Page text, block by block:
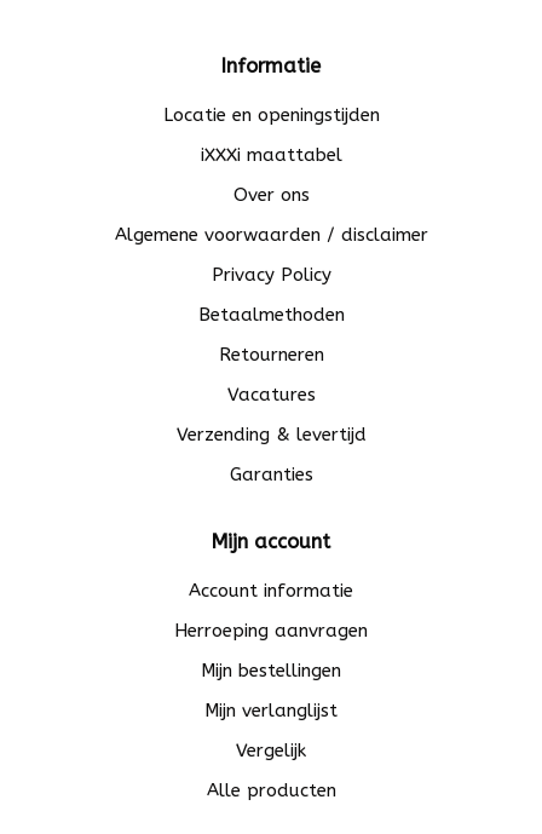
Informatie
Locatie en openingstijden
iXXXi maattabel
Over ons
Algemene voorwaarden / disclaimer
Privacy Policy
Betaalmethoden
Retourneren
Vacatures
Verzending & levertijd
Garanties
Mijn account
Account informatie
Herroeping aanvragen
Mijn bestellingen
Mijn verlanglijst
Vergelijk
Alle producten